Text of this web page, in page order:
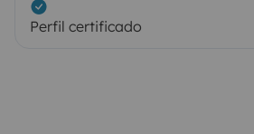
Perfil certificado